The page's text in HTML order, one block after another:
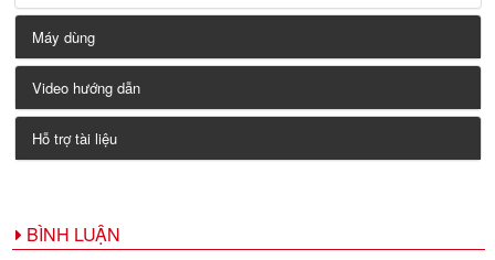
Máy dùng
Video hướng dẫn
Hỗ trợ tài liệu
BÌNH LUẬN